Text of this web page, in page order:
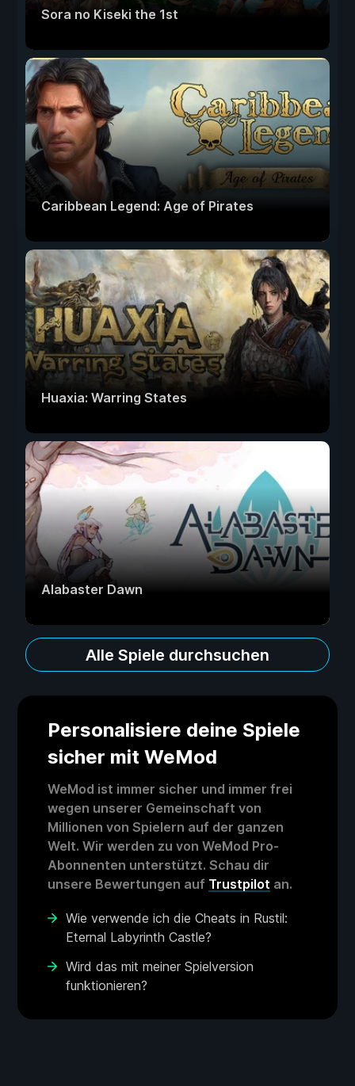
Sora no Kiseki the 1st
Caribbean Legend: Age of Pirates
Huaxia: Warring States
Alabaster Dawn
Alle Spiele durchsuchen
Personalisiere deine Spiele
sicher mit WeMod
WeMod ist immer sicher und immer frei
wegen unserer Gemeinschaft von
Millionen von Spielern auf der ganzen
Welt. Wir werden zu von WeMod Pro-
Abonnenten unterstützt. Schau dir
unsere Bewertungen auf Trustpilot an.
Wie verwende ich die Cheats in Rustil:
Eternal Labyrinth Castle?
Wird das mit meiner Spielversion
funktionieren?